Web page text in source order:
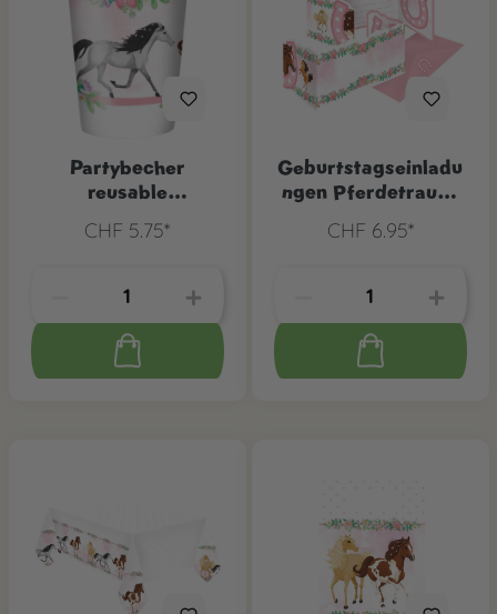
Partybecher
reusable
CHF 5.75*
Geburtstagseinladu
ngen Pferdetraum,
CHF 6.95*